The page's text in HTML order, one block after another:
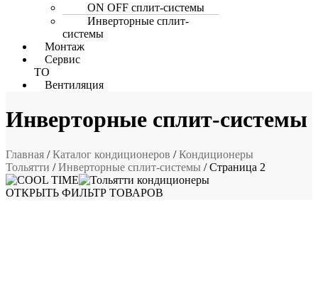
ON OFF сплит-системы
Инверторные сплит-
системы
Монтаж
Сервис
ТО
Вентиляция
Инверторные сплит-системы
Главная /Каталог кондиционеров /Кондиционеры
Тольятти /Инверторные сплит-системы / Страница 2
ОТКРЫТЬ ФИЛЬТР ТОВАРОВ